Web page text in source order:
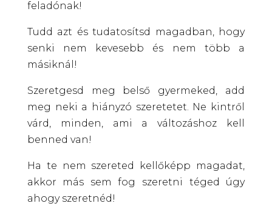
feladónak!
Tudd azt és tudatosítsd magadban, hogy
senki nem kevesebb és nem több a
másiknál!
Szeretgesd meg belső gyermeked, add
meg neki a hiányzó szeretetet. Ne kintről
várd, minden, ami a változáshoz kell
benned van!
Ha te nem szereted kellőképp magadat,
akkor más sem fog szeretni téged úgy
ahogy szeretnéd!